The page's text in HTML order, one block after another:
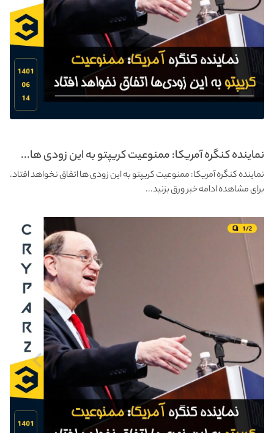
نماینده کنگره آمریکا: ممنوعیت کریپتو به این زودی ها...
نماینده کنگره آمریکا: ممنوعیت کریپتو به این زودی ها اتفاق نخواهد افتاد.
برای مشاهده ادامه خبر ورق بزنید...